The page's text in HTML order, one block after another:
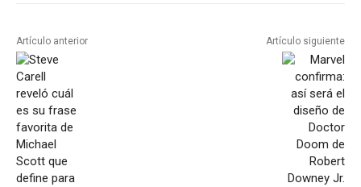
Artículo anterior Artículo siguiente